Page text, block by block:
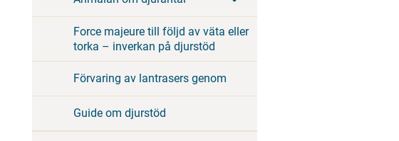
Force majeure till följd av väta eller
torka – inverkan på djurstöd
Förvaring av lantrasers genom
Guide om djurstöd